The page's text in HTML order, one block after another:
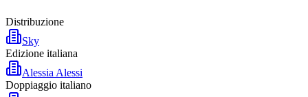
Distribuzione
Sky
Edizione italiana
Alessia Alessi
Doppiaggio italiano